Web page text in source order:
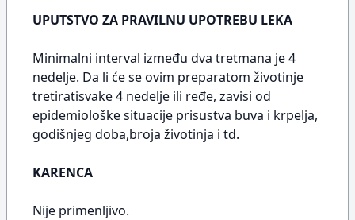
UPUTSTVO ZA PRAVILNU UPOTREBU LEKA
Minimalni interval između dva tretmana je 4
nedelje. Da li će se ovim preparatom životinje
tretiratisvake 4 nedelje ili ređe, zavisi od
epidemiološke situacije prisustva buva i krpelja,
godišnjeg doba,broja životinja i td.
KARENCA
Nije primenljivo.